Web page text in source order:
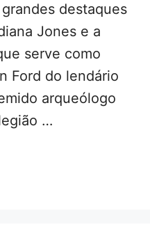
destaques
Jones e a
serve como
Ford do lendário
arqueólogo
…